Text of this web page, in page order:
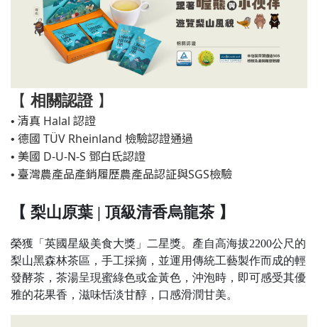
【 相關認證 】
• 清真 Halal 認證
• 德國 TÜV Rheinland 檢驗認證通過
• 美國 D-U-N-S 鄧白氐認證
• 臺灣農產品產銷履歷農產品認証與SGS檢驗
【 梨山原葉 | 頂級清香烏龍茶 】
榮獲「英國星級美食大獎」二星獎。產自高海拔2200公尺的
梨山黑森林茶區，手工採摘，並運用傳統工藝製作而成的輕
發酵茶，茶湯呈現蜜綠色或金黃色，沖泡時，即可感受其優
雅的花果香，滋味恬淡甘醇，口感滑潤甘美。